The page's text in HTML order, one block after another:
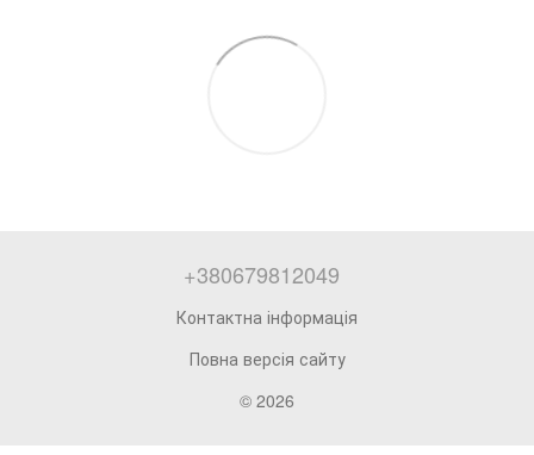
+380679812049
Контактна інформація
Повна версія сайту
© 2026